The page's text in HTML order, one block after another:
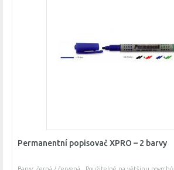
Permanentní popisovač XPRO – 2 barvy